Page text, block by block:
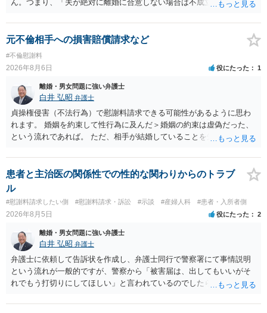
ん。つまり、「夫が絶対に離婚に合意しない場合は不成立になり」、
きません。 調停段階での離婚成立を希望するなら、夫が離婚に前向き
になるような条件提示をする等、模索するほかありません（極端な話
をいえば、夫から「この条件なら離婚してもよい」として提示された
条件を全部丸呑みする、という方法しかないかもしれません）。た
だ、離婚訴訟をしたくないという考えを見透かされてしまうと、逆に
足下を見られてしまいますので、注意する必要があります。 夫が離婚
に抵抗する可能性が高いのであれば、むしろ淡々と調停不成立にして
離婚訴訟で離婚原因を主張し、判決へ持っていく方が近道であること
も少なくありません。見通し等を含め、弁護士へ相談・依頼した方が
よいと思います。
元不倫相手への損害賠償請求など
#不倫慰謝料
2026年8月6日 役にたった 1
離婚・男女問題に強い弁護士
白井 弘昭 弁護士
貞操権侵害（不法行為）で慰謝料請求できる可能性があるように思わ
れます。 婚姻を約束して性行為に及んだ＞婚姻の約束は虚偽だった、
という流れであれば。 ただ、相手が結婚していることを知って行為に
性も認められそうですので、あまり慰謝料は高額にならないように思
われます。 一度、最寄りの弁護士に相談してみてください。
患者と主治医の関係性での性的な関わりからのトラブ
ル
#慰謝料請求したい側 #慰謝料請求・訴訟 #示談 #産婦人科 #患者・入所者側
2026年8月5日 役にたった 2
離婚・男女問題に強い弁護士
白井 弘昭 弁護士
弁護士に依頼して告訴状を作成し、弁護士同行で警察署にて事情説明
という流れが一般的ですが、警察から「被害届は、出してもいいがそ
れでもう打切りにしてほしい」と言われているのでしたら、あまり結
検察庁に訴えるのもありかもしれないですが、実際に捜査をするの